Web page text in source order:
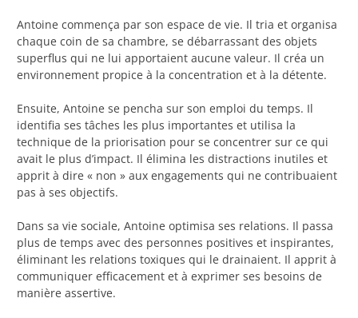
Antoine commença par son espace de vie. Il tria et organisa
chaque coin de sa chambre, se débarrassant des objets
superflus qui ne lui apportaient aucune valeur. Il créa un
environnement propice à la concentration et à la détente.
Ensuite, Antoine se pencha sur son emploi du temps. Il
identifia ses tâches les plus importantes et utilisa la
technique de la priorisation pour se concentrer sur ce qui
avait le plus d’impact. Il élimina les distractions inutiles et
apprit à dire « non » aux engagements qui ne contribuaient
pas à ses objectifs.
Dans sa vie sociale, Antoine optimisa ses relations. Il passa
plus de temps avec des personnes positives et inspirantes,
éliminant les relations toxiques qui le drainaient. Il apprit à
communiquer efficacement et à exprimer ses besoins de
manière assertive.